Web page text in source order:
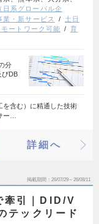
日系グローバル企
業・新サービス
土日
モートワーク可能
育
分
びDB
を含む）に精通した技術
ー…
詳細へ
掲載期間 26/07/29～26/08/11
牽引｜DID/V
テックリード